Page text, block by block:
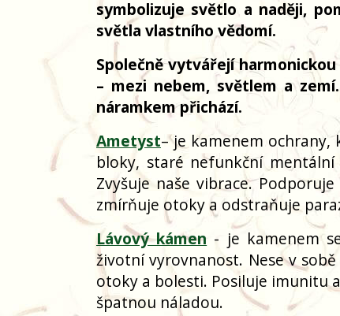
symbolizuje světlo a naději,
světla vlastního vědomí.
Společně vytvářejí
– mezi nebem, světlem a
náramkem přichází.
Ametyst– je kamenem
bloky, staré nefunkční
Zvyšuje naše vibrace.
zmírňuje otoky a odstraňuje
Lávový kámen - je kamenem
životní vyrovnanost. Nese v
otoky a bolesti. Posiluje imunitu
špatnou náladou.